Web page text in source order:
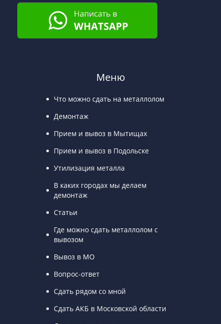
Меню
Что можно сдать на металлолом
Демонтаж
Прием и вывоз в Мытищах
Прием и вывоз в Подольске
Утилизация металла
В каких городах мы делаем
демонтаж
Статьи
Где можно сдать металлолом с
вывозом
Вывоз в МО
Вопрос-ответ
Сдать рядом со мной
Сдать АКБ в Московской области